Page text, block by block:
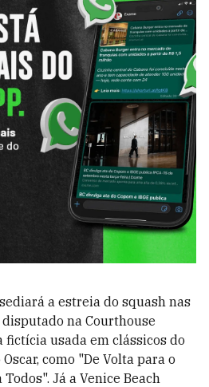
sediará a estreia do squash nas
disputado na Courthouse
fictícia usada em clássicos do
como "De Volta para o
Já a Venice Beach